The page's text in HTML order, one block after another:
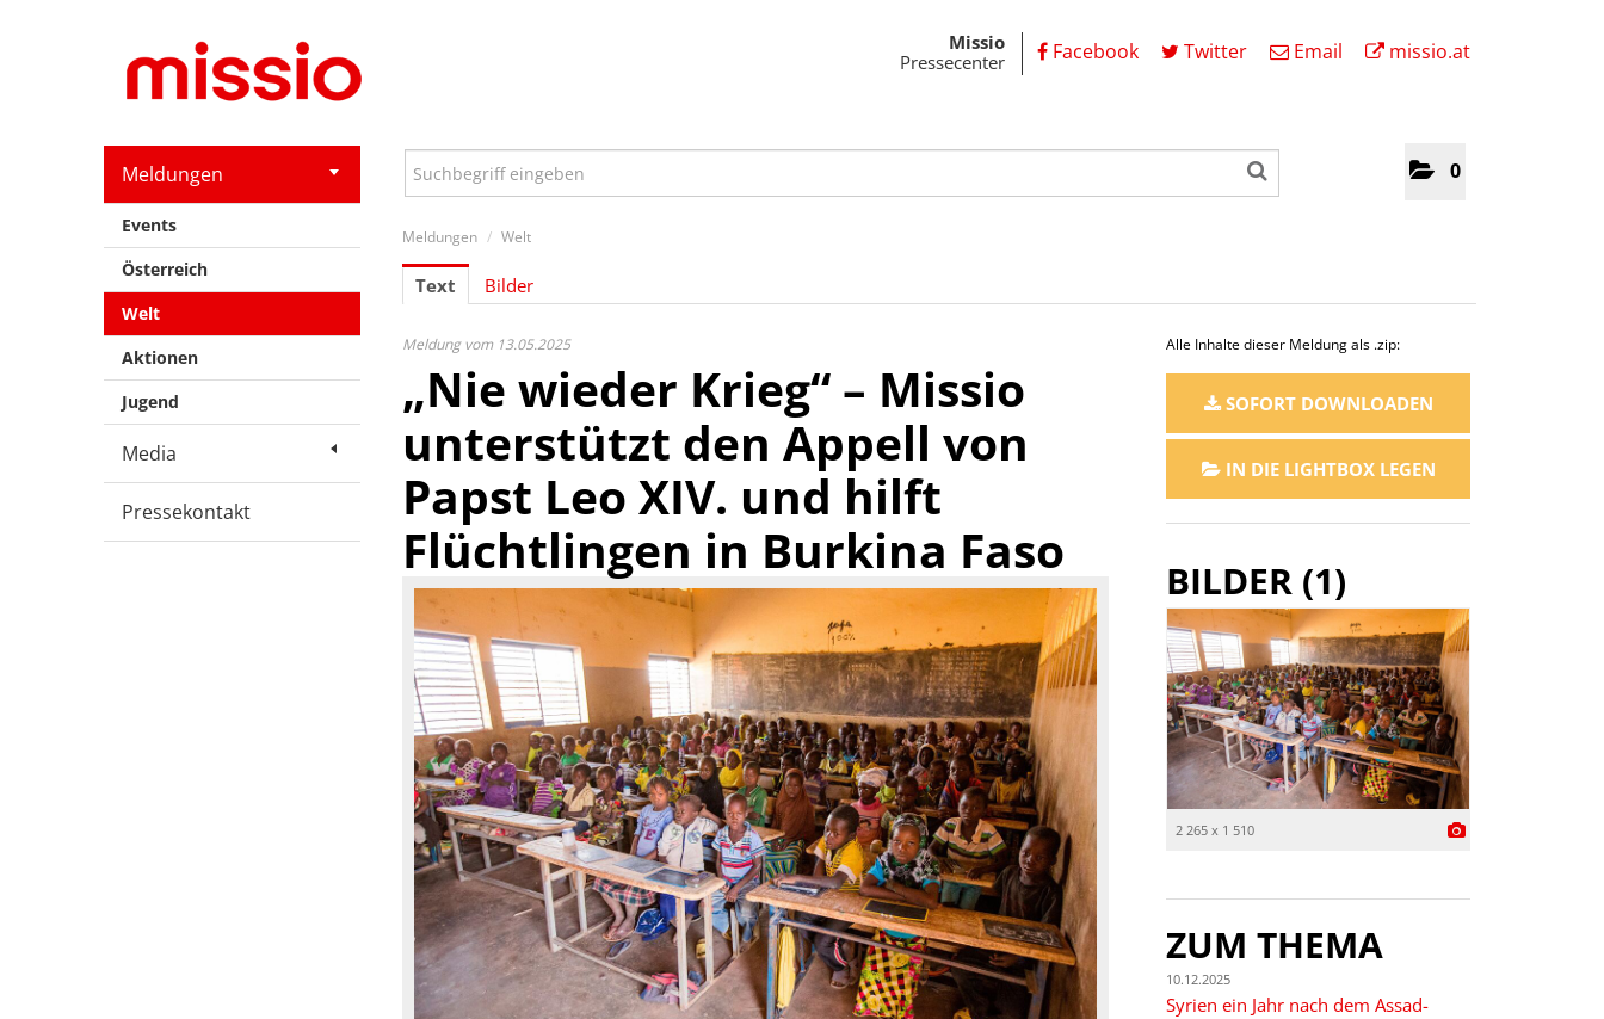
Missio
Pressecenter
Facebook Twitter Email missio.at
0
Meldungen
Events
Österreich
Welt
Aktionen
Jugend
Media
Pressekontakt
Meldungen / Welt
Text Bilder
Meldung vom 13.05.2025
„Nie wieder Krieg“ – Missio
unterstützt den Appell von
Papst Leo XIV. und hilft
Flüchtlingen in Burkina Faso
Alle Inhalte dieser Meldung als .zip:
SOFORT DOWNLOADEN
IN DIE LIGHTBOX LEGEN
BILDER (1)
2 265 x 1 510
ZUM THEMA
10.12.2025
Syrien ein Jahr nach dem Assad-